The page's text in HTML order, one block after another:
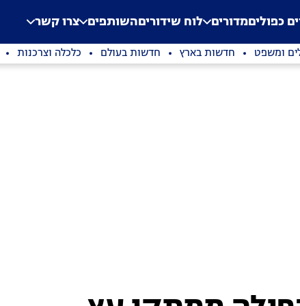
Application error: a
. כפוליםמדורים לוח שידוריםהשותפים צרו קשר
ומשפט חדשות בארץ חדשות בעולם כלכלה וצרכנות